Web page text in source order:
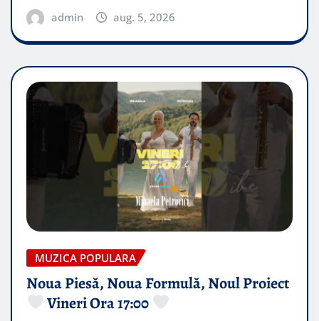
admin aug. 5, 2026
MUZICA POPULARA
Noua Piesă, Noua Formulă, Noul Proiect
Vineri Ora 17:00